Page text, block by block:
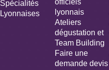
Spécialités
Lyonnaises
officiels
lyonnais
Ateliers
dégustation et
Team Building
Faire une
demande devis